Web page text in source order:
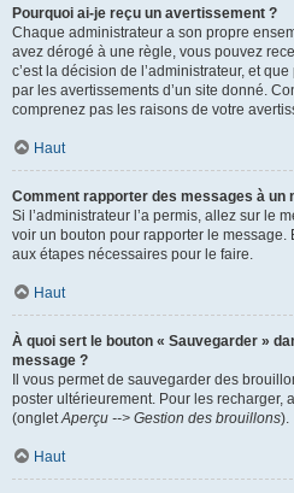
Pourquoi ai-je reçu un avertissement ?
Chaque administrateur a son propre
avez dérogé à une règle, vous pouvez
c’est la décision de l’administrateur, et
par les avertissements d’un site donné.
comprenez pas les raisons de votre
Haut
Comment rapporter des messages à un
Si l’administrateur l’a permis, allez sur le
voir un bouton pour rapporter le
aux étapes nécessaires pour le faire.
Haut
À quoi sert le bouton « Sauvegarder »
message ?
Il vous permet de sauvegarder des
poster ultérieurement. Pour les recharger,
(ongletAperçu --> Gestion des brouillons).
Haut